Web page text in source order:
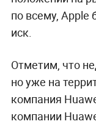
по всему, Apple
иск.
Отметим, что
но уже на
компания
компании